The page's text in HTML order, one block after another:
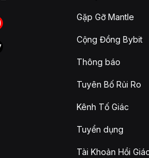
Gặp Gỡ Mantle
Cộng Đồng Bybit
Thông báo
Tuyên Bố Rủi Ro
Kênh Tố Giác
Tuyển dụng
Tài Khoản Hồi